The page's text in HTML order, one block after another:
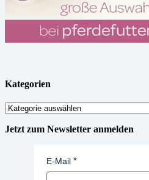
Kategorien
Kategorien
Jetzt zum Newsletter anmelden
E-Mail